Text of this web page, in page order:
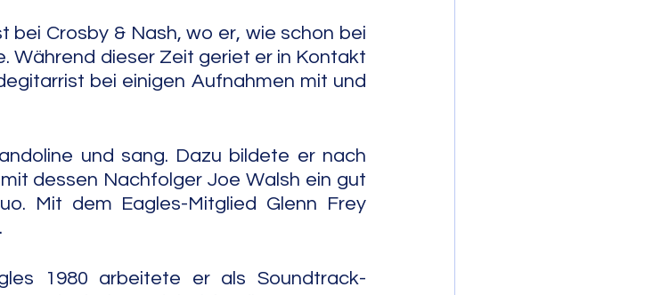
bei Crosby & Nash, wo er, wie schon bei
Während dieser Zeit geriet er in Kontakt
bei einigen Aufnahmen mit und
und sang. Dazu bildete er nach
dessen Nachfolger Joe Walsh ein gut
Mit dem Eagles-Mitglied Glenn Frey
1980 arbeitete er als Soundtrack-